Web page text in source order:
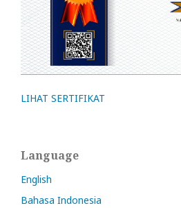
LIHAT SERTIFIKAT
Language
English
Bahasa Indonesia